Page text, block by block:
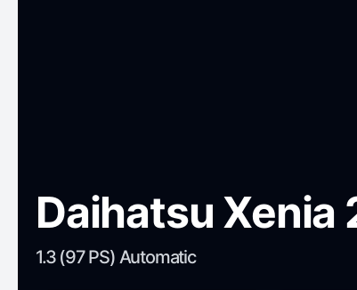
Daihatsu Xenia
1.3 (97 PS) Automatic